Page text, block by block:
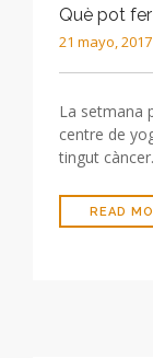
Què pot
21 mayo, 2017
La setmana
centre de
tingut
READ